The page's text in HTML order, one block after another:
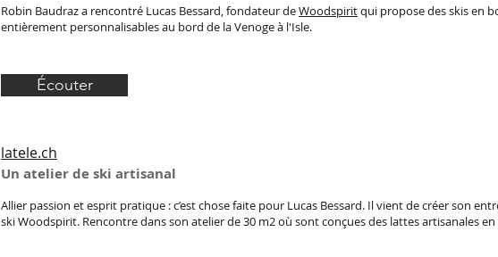
Robin Baudraz a rencontré Lucas Bessard, fondateur deWoodspiritqui propose des skis en
entièrement personnalisables au bord de la Venoge à l'Isle.
Écouter
latele.ch
Un atelier de ski artisanal
Allier passion et esprit pratique : c’est chose faite pour Lucas Bessard. Il vient de créer son
ski Woodspirit. Rencontre dans son atelier de 30 m2 où sont conçues des lattes artisanales en